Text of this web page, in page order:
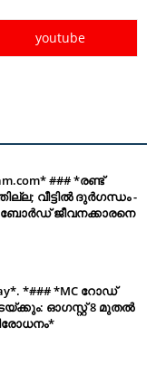
youtube
### *രണ്ട്
വീട്ടിൽ ദുർഗന്ധം -
ബോർഡ് ജീവനക്കാരനെ
*### *MC റോഡ്
ഓഗസ്റ്റ് 8 മുതൽ